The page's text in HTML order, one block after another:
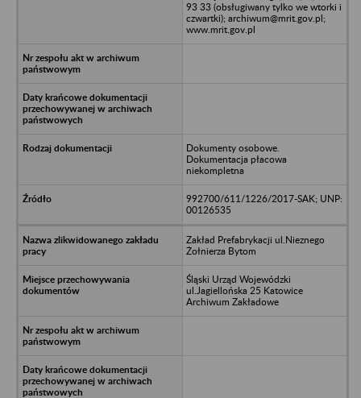
93 33 (obsługiwany tylko we wtorki i
czwartki); archiwum@mrit.gov.pl;
www.mrit.gov.pl
Dokumenty osobowe.
Dokumentacja płacowa
niekompletna
992700/611/1226/2017-SAK; UNP:
00126535
Zakład Prefabrykacji ul.Nieznego
Żołnierza Bytom
Śląski Urząd Wojewódzki
ul.Jagiellońska 25 Katowice
Archiwum Zakładowe